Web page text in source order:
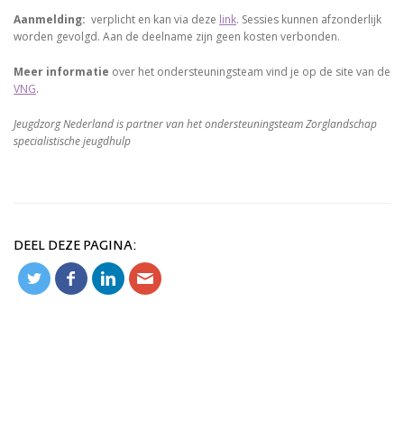
Aanmelding: verplicht en kan via deze link. Sessies kunnen afzonderlijk
worden gevolgd. Aan de deelname zijn geen kosten verbonden.
Meer informatie over het ondersteuningsteam vind je op de site van de
VNG.
Jeugdzorg Nederland is partner van het ondersteuningsteam Zorglandschap
specialistische jeugdhulp
DEEL DEZE PAGINA: